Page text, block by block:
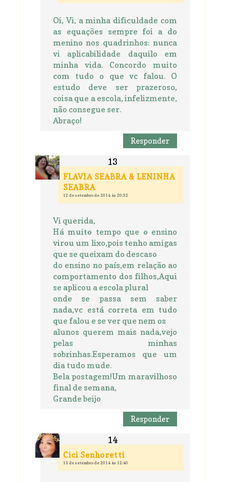
Oi, Vi, a minha dificuldade com
as equações sempre foi a do
menino nos quadrinhos: nunca
vi aplicabilidade daquilo em
minha vida. Concordo muito
com tudo o que vc falou. O
estudo deve ser prazeroso,
coisa que a escola, infelizmente,
não consegue ser.
Abraço!
Responder
FLAVIA SEABRA & LENINHA
SEABRA
12 de setembro de 2014 às 20:52
Vi querida,
Há muito tempo que o ensino
virou um lixo,pois tenho amigas
que se queixam do descaso
do ensino no país,em relação ao
comportamento dos filhos,Aqui
se aplicou a escola plural
onde se passa sem saber
nada,vc está correta em tudo
que falou e se ver que nem os
alunos querem mais nada,vejo
pelas minhas
sobrinhas.Esperamos que um
dia tudo mude.
Bela postagem!Um maravilhoso
final de semana,
Grande beijo
Responder
Cici Senhoretti
13 de setembro de 2014 às 12:40